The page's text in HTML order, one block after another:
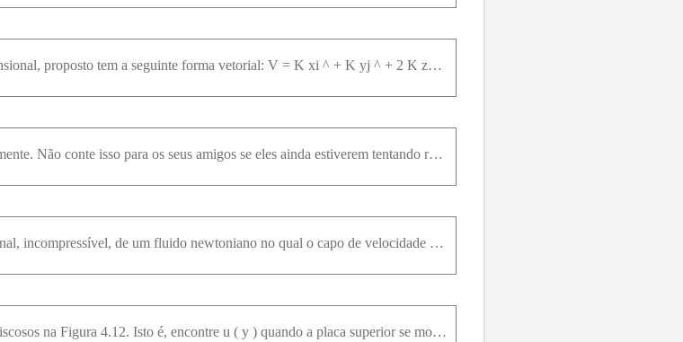
Um campo de escoamento incompressível, tridimensional, proposto tem a seguinte forma vetorial: V = K xi ^ + K yj ^ + 2 K zk ^ (a) Determine se esse campo é uma solução válida para a continuidade e par
A resposta para o Problema P4.14 é v θ = f ( r ) somente. Não conte isso para os seus amigos se eles ainda estiverem tentando resolver o Problema P4.14. Mostre que esse campo de escoamento é uma soluç
Considere um escoamento permanente, bidimensional, incompressível, de um fluido newtoniano no qual o capo de velocidade é conhecido: u = - 2 x y ,v = y 2 - x 2 , w = 0 . (a) Esse escoamento satisfaz a
Estude o efeito combinado dos dois escoamentos viscosos na Figura 4.12. Isto é, encontre u ( y ) quando a placa superior se move a uma velocidade V e há também um gradiente de pressão constante ( d p